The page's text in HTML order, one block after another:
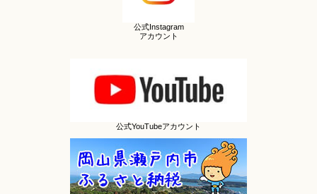
公式Instagram
アカウント
公式YouTubeアカウント